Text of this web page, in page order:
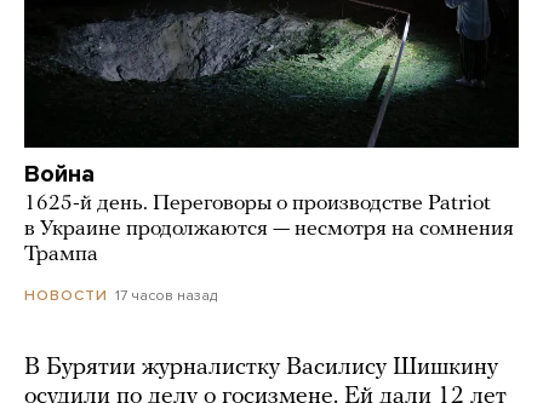
Война
1625-й день. Переговоры о производстве Patriot
в Украине продолжаются — несмотря на сомнения
Трампа
НОВОСТИ 17 часов назад
В Бурятии журналистку Василису Шишкину
осудили по делу о госизмене. Ей дали 12 лет